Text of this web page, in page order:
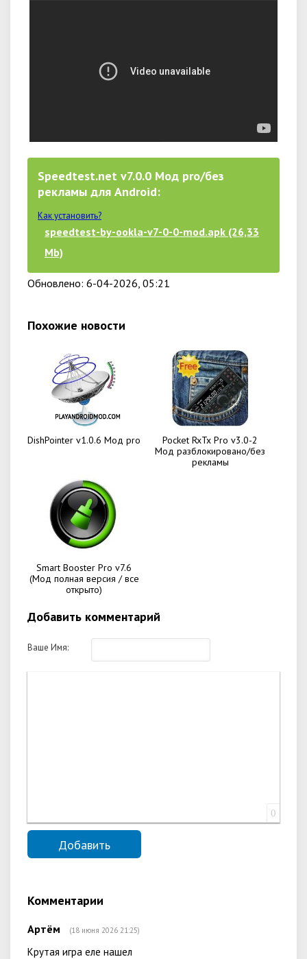
Speedtest.net v7.0.0 Мод pro/без
рекламы для Android:
Как установить?
speedtest-by-ookla-v7-0-0-mod.apk (26,33
Mb)
Обновлено: 6-04-2026, 05:21
Похожие новости
DishPointer v1.0.6 Мод pro
Pocket RxTx Pro v3.0-2
Мод разблокировано/без
рекламы
Smart Booster Pro v7.6
(Мод полная версия / все
открыто)
Добавить комментарий
Ваше Имя:
0
Комментарии
Артём (18 июня 2026 21:25)
Крутая игра еле нашел